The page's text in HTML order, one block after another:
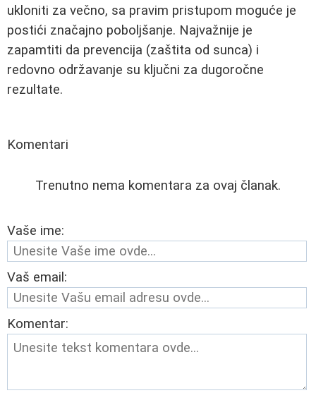
ukloniti za večno, sa pravim pristupom moguće je
postići značajno poboljšanje. Najvažnije je
zapamtiti da prevencija (zaštita od sunca) i
redovno održavanje su ključni za dugoročne
rezultate.
Komentari
Trenutno nema komentara za ovaj članak.
Vaše ime:
Vaš email:
Komentar: